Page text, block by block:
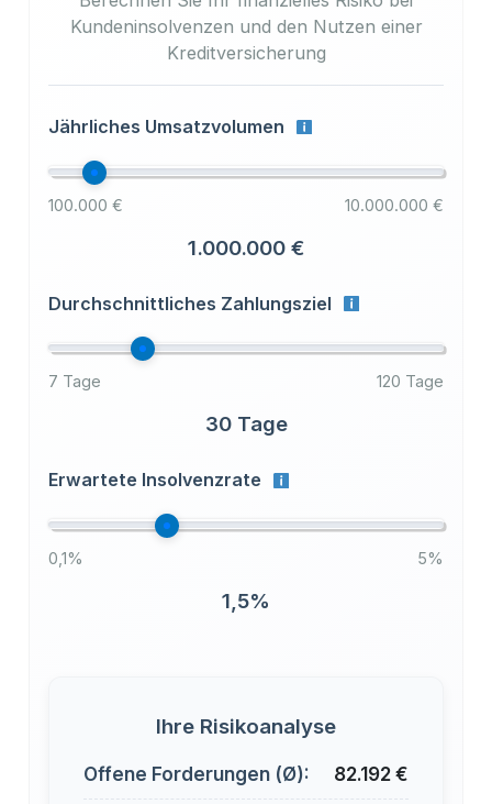
Kundeninsolvenzen und den Nutzen einer
Kreditversicherung
Jährliches Umsatzvolumen
100.000 € 10.000.000 €
1.000.000 €
Durchschnittliches Zahlungsziel
7 Tage 120 Tage
30 Tage
Erwartete Insolvenzrate
0,1% 5%
1,5%
Ihre Risikoanalyse
Offene Forderungen (Ø): 82.192 €